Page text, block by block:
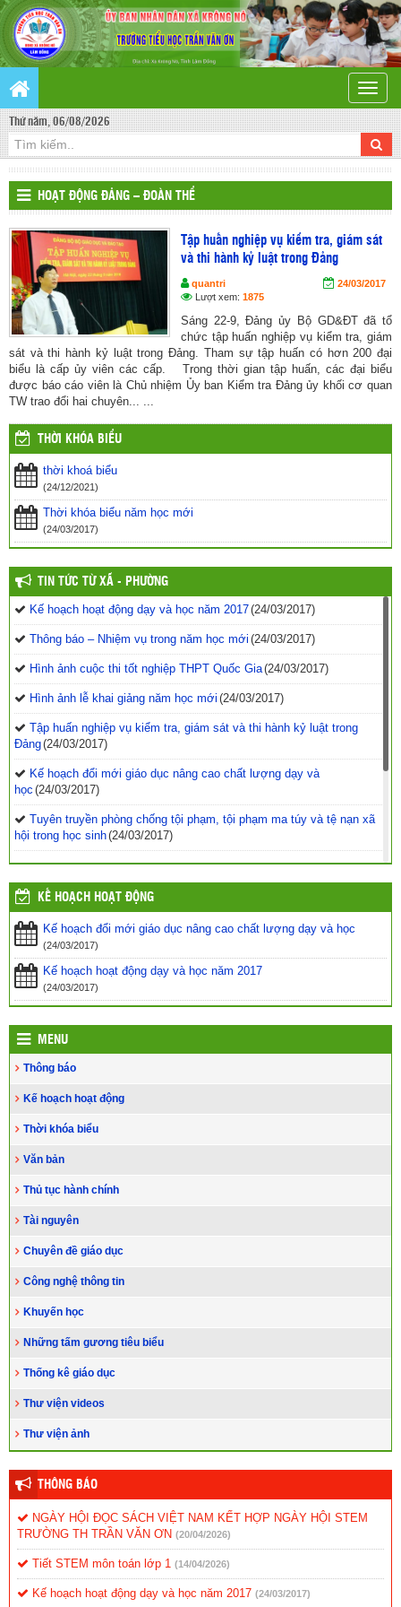
Toggle
Thứ năm, 06/08/2026
HOẠT ĐỘNG ĐẢNG – ĐOÀN THỂ
Tập huấn nghiệp vụ kiểm tra, giám sát
và thi hành kỷ luật trong Đảng
quantri
24/03/2017
Lượt xem: 1875
Sáng 22-9, Đảng ủy Bộ GD&ĐT đã tổ
chức tập huấn nghiệp vụ kiểm tra, giám
sát và thi hành kỷ luật trong Đảng. Tham sự tập huấn có hơn 200 đại
biểu là cấp ủy viên các cấp. Trong thời gian tập huấn, các đại biểu
được báo cáo viên là Chủ nhiệm Ủy ban Kiểm tra Đảng ủy khối cơ quan
TW trao đổi hai chuyên... ...
THỜI KHÓA BIỂU
thời khoá biểu
(24/12/2021)
Thời khóa biểu năm học mới
(24/03/2017)
TIN TỨC TỪ XÃ - PHƯỜNG
Kế hoạch hoạt động dạy và học năm 2017(24/03/2017)
Thông báo – Nhiệm vụ trong năm học mới (24/03/2017)
Hình ảnh cuộc thi tốt nghiệp THPT Quốc Gia(24/03/2017)
Hình ảnh lễ khai giảng năm học mới (24/03/2017)
Tập huấn nghiệp vụ kiểm tra, giám sát và thi hành kỷ luật trong
Đảng(24/03/2017)
Kế hoạch đổi mới giáo dục nâng cao chất lượng dạy và
học (24/03/2017)
Tuyên truyền phòng chống tội phạm, tội phạm ma túy và tệ nạn xã
hội trong học sinh(24/03/2017)
Vinh danh 42 giáo viên tiêu biểu công tác tại vùng biển đảo khó
khăn(24/03/2017)
Tăng cường các biện pháp ngăn chặn bạo lực học
đường(24/03/2017)
Bộ GDĐT luôn cầu thị, lắng nghe, tiếp thu ý kiến từ các cơ quan
báo chí(24/03/2017)
KẾ HOẠCH HOẠT ĐỘNG
Kế hoạch đổi mới giáo dục nâng cao chất lượng dạy và học
(24/03/2017)
Kế hoạch hoạt động dạy và học năm 2017
(24/03/2017)
MENU
Thông báo
Kế hoạch hoạt động
Thời khóa biểu
Văn bản
Thủ tục hành chính
Tài nguyên
Chuyên đề giáo dục
Công nghệ thông tin
Khuyến học
Những tấm gương tiêu biểu
Thống kê giáo dục
Thư viện videos
Thư viện ảnh
THÔNG BÁO
NGÀY HỘI ĐỌC SÁCH VIỆT NAM KẾT HỢP NGÀY HỘI STEM
TRƯỜNG TH TRẦN VĂN ƠN (20/04/2026)
Tiết STEM môn toán lớp 1 (14/04/2026)
Kế hoạch hoạt động dạy và học năm 2017 (24/03/2017)